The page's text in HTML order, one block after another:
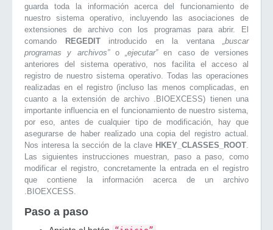
guarda toda la información acerca del funcionamiento de
nuestro sistema operativo, incluyendo las asociaciones de
extensiones de archivo con los programas para abrir. El
comando
REGEDITintroducido en la ventana „buscar
programas y archivos”o „ejecutar”en caso de versiones
anteriores del sistema operativo, nos facilita el acceso al
registro de nuestro sistema operativo. Todas las operaciones
realizadas en el registro (incluso las menos complicadas, en
cuanto a la extensión de archivo .BIOEXCESS) tienen una
importante influencia en el funcionamiento de nuestro sistema,
por eso, antes de cualquier tipo de modificación, hay que
asegurarse de haber realizado una copia del registro actual.
Nos interesa la sección de la clave HKEY_CLASSES_ROOT.
Las siguientes instrucciones muestran, paso a paso, como
modificar el registro, concretamente la entrada en el registro
que contiene la información acerca de un archivo
.BIOEXCESS.
Paso a paso